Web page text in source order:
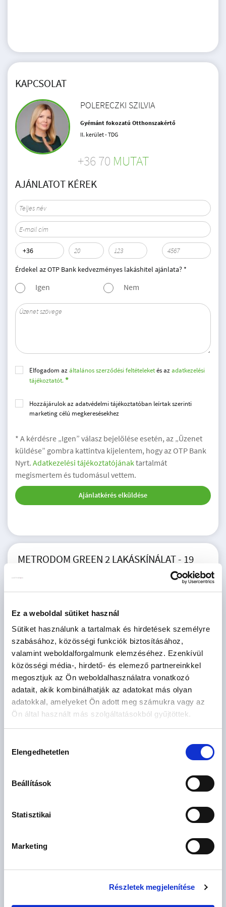
Ez a weboldal sütiket használ
Sütiket használunk a tartalmak és hirdetések személyre
szabásához, közösségi funkciók biztosításához,
valamint weboldalforgalmunk elemzéséhez. Ezenkívül
közösségi média-, hirdető- és elemező partnereinkkel
megosztjuk az Ön weboldalhasználatra vonatkozó
adatait, akik kombinálhatják az adatokat más olyan
adatokkal, amelyeket Ön adott meg számukra vagy az
Ön által használt más szolgáltatásokból gyűjtöttek.
kiválasztása
Elengedhetetlen
Beállítások
Statisztikai
Marketing
Részletek megjelenítése
KAPCSOLAT
POLERECZKI SZILVIA
Gyémánt fokozatú Otthonszakértő
II. kerület - TDG
+36 70 MUTAT
AJÁNLATOT KÉREK
Érdekel az OTP Bank kedvezményes lakáshitel ajánlata? *
Igen Nem
Elfogadom azáltalános szerződési feltételeketés azadatkezelési
tájékoztatót.
Hozzájárulok az adatvédelmi tájékoztatóban leírtak szerinti
marketing célú megkeresésekhez
* A kérdésre „Igen” válasz bejelölése esetén, az „Üzenet
küldése” gombra kattintva kijelentem, hogy az OTP Bank
Nyrt. Adatkezelési tájékoztatójának tartalmát
megismertem és tudomásul vettem.
Ajánlatkérés elküldése
METRODOM GREEN 2 LAKÁSKÍNÁLAT - 19
Méret
m2
Szoba
db